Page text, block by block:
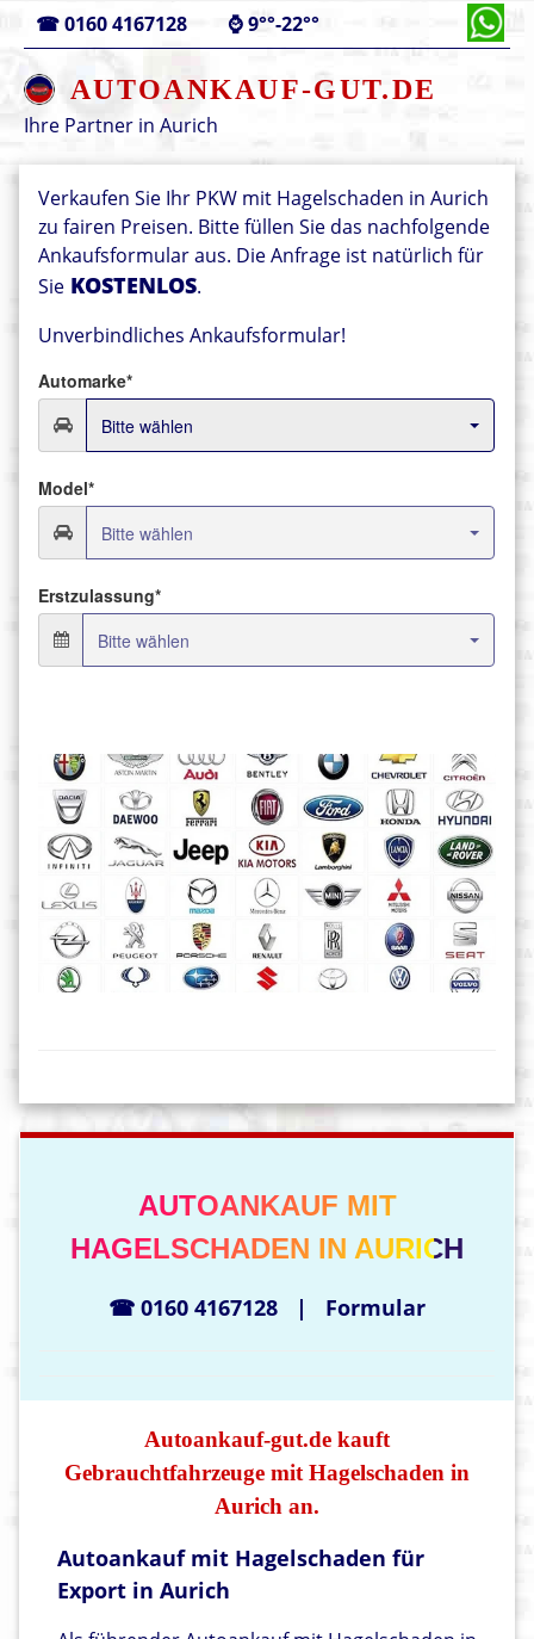
☎0160 4167128 ⌚9°°-22°°
AUTOANKAUF-GUT.DE
Ihre Partner in Aurich
Verkaufen Sie Ihr PKW mit Hagelschaden in Aurich
zu fairen Preisen. Bitte füllen Sie das nachfolgende
Ankaufsformular aus. Die Anfrage ist natürlich für
Sie KOSTENLOS.
Unverbindliches Ankaufsformular!
AUTOANKAUF MIT
HAGELSCHADEN IN AURICH
☎ 0160 4167128 | Formular
Autoankauf-gut.de kauft
Gebrauchtfahrzeuge mit Hagelschaden in
Aurich an.
Autoankauf mit Hagelschaden für
Export in Aurich